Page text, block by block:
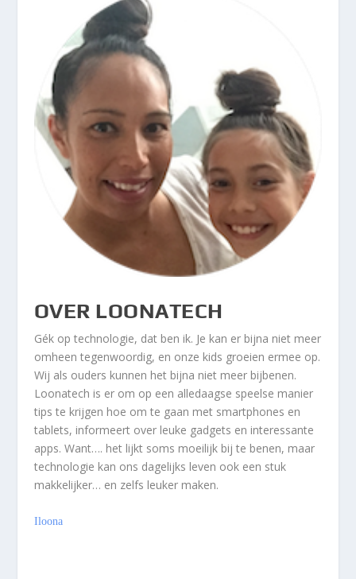
OVER LOONATECH
Gék op technologie, dat ben ik. Je kan er bijna niet meer
omheen tegenwoordig, en onze kids groeien ermee op.
Wij als ouders kunnen het bijna niet meer bijbenen.
Loonatech is er om op een alledaagse speelse manier
tips te krijgen hoe om te gaan met smartphones en
tablets, informeert over leuke gadgets en interessante
apps. Want…. het lijkt soms moeilijk bij te benen, maar
technologie kan ons dagelijks leven ook een stuk
makkelijker… en zelfs leuker maken.
Iloona